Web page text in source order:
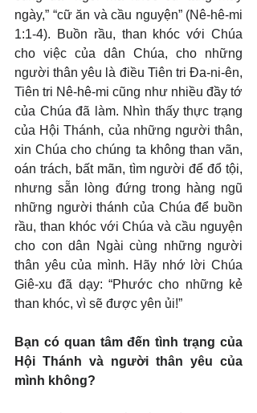
ngày,” “cữ ăn và cầu nguyện” (Nê-hê-mi
1:1-4). Buồn rầu, than khóc với Chúa
cho việc của dân Chúa, cho những
người thân yêu là điều Tiên tri Đa-ni-ên,
Tiên tri Nê-hê-mi cũng như nhiều đầy tớ
của Chúa đã làm. Nhìn thấy thực trạng
của Hội Thánh, của những người thân,
xin Chúa cho chúng ta không than vãn,
oán trách, bất mãn, tìm người để đổ tội,
nhưng sẵn lòng đứng trong hàng ngũ
những người thánh của Chúa để buồn
rầu, than khóc với Chúa và cầu nguyện
cho con dân Ngài cùng những người
thân yêu của mình. Hãy nhớ lời Chúa
Giê-xu đã dạy: “Phước cho những kẻ
than khóc, vì sẽ được yên ủi!”
Bạn có quan tâm đến tình trạng của
Hội Thánh và người thân yêu của
mình không?